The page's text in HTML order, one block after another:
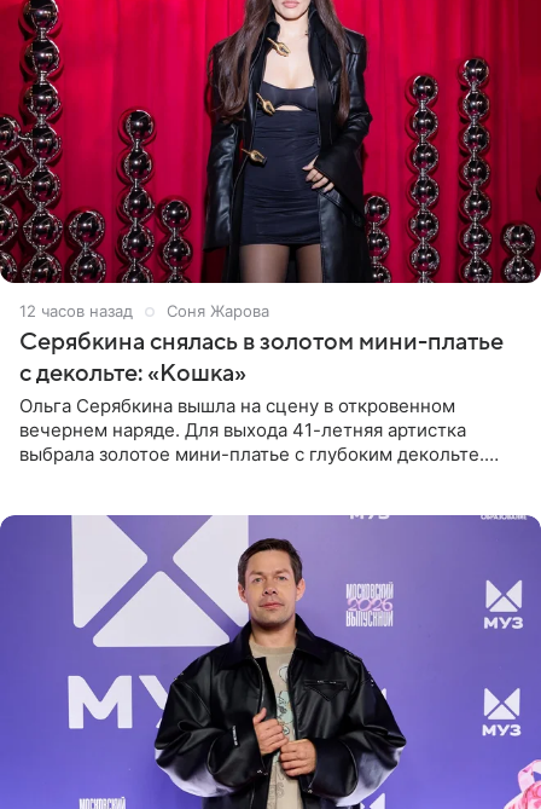
12 часов назад Соня Жарова
Серябкина снялась в золотом мини-платье
с декольте: «Кошка»
Ольга Серябкина вышла на сцену в откровенном
вечернем наряде. Для выхода 41-летняя артистка
выбрала золотое мини-платье с глубоким декольте.